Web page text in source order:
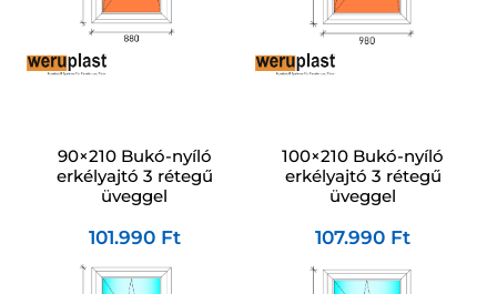
90×210 Bukó-nyíló
erkélyajtó 3 rétegű
üveggel
101.990 Ft
100×210 Bukó-nyíló
erkélyajtó 3 rétegű
üveggel
107.990 Ft